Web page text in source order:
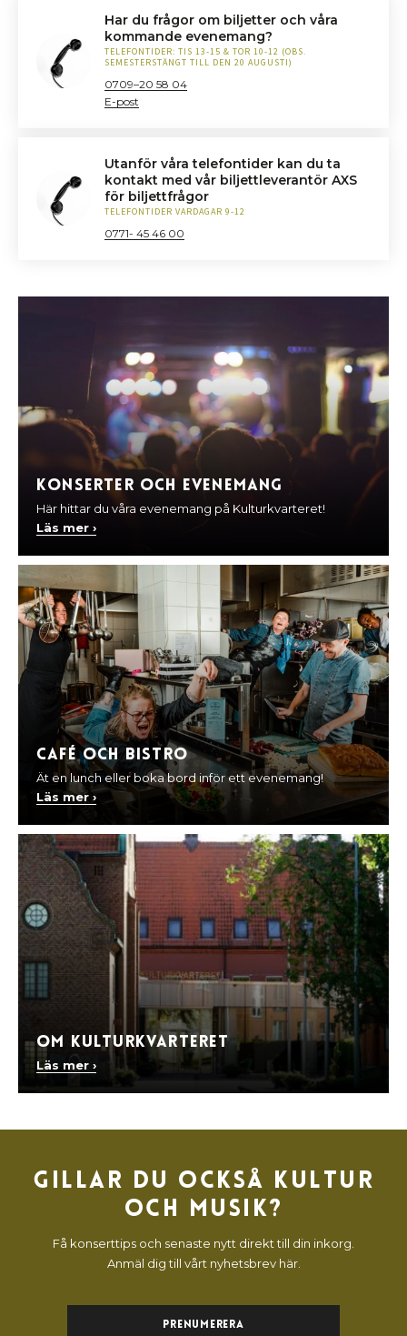
Har du frågor om biljetter och våra
kommande evenemang?
TELEFONTIDER: TIS 13-15 & TOR 10-12 (OBS.
SEMESTERSTÄNGT TILL DEN 20 AUGUSTI)
0709–20 58 04
E-post
Utanför våra telefontider kan du ta
kontakt med vår biljettleverantör AXS
för biljettfrågor
TELEFONTIDER VARDAGAR 9-12
0771- 45 46 00
Konserter och evenemang
Här hittar du våra evenemang på Kulturkvarteret!
Läs mer ›
Café och Bistro
Ät en lunch eller boka bord inför ett evenemang!
Läs mer ›
Om Kulturkvarteret
Läs mer ›
Gillar du också kultur
och musik?
Få konserttips och senaste nytt direkt till din inkorg.
Anmäl dig till vårt nyhetsbrev här.
Prenumerera